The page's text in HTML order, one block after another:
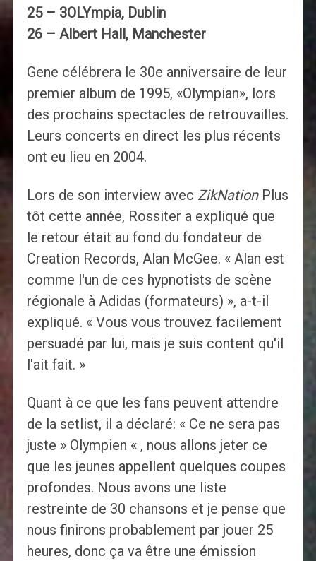
25 – 3OLYmpia, Dublin
26 – Albert Hall, Manchester
Gene célébrera le 30e anniversaire de leur
premier album de 1995, «Olympian», lors
des prochains spectacles de retrouvailles.
Leurs concerts en direct les plus récents
ont eu lieu en 2004.
Lors de son interview avec ZikNationPlus
tôt cette année, Rossiter a expliqué que
le retour était au fond du fondateur de
Creation Records, Alan McGee. « Alan est
comme l'un de ces hypnotists de scène
régionale à Adidas (formateurs) », a-t-il
expliqué. « Vous vous trouvez facilement
persuadé par lui, mais je suis content qu'il
l'ait fait. »
Quant à ce que les fans peuvent attendre
de la setlist, il a déclaré: « Ce ne sera pas
juste » Olympien « , nous allons jeter ce
que les jeunes appellent quelques coupes
profondes. Nous avons une liste
restreinte de 30 chansons et je pense que
nous finirons probablement par jouer 25
heures, donc ça va être une émission